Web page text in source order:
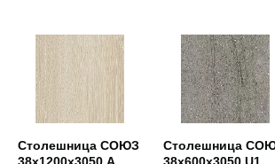
Столешница СОЮЗ
Столешница